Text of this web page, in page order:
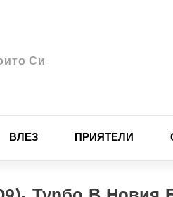
Си
ВЛЕЗ ПРИЯТЕЛИ